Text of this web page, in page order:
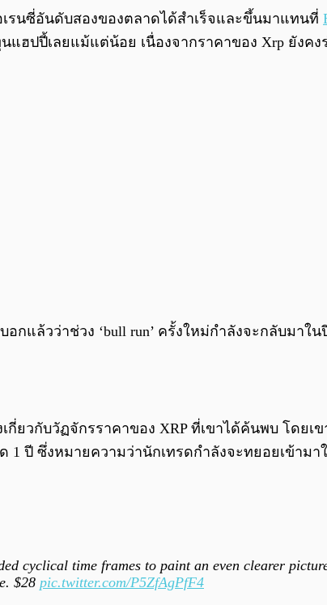
รนซี่อันดับสองของตลาดได้สำเร็จและขึ้นมาแทนที่
แฮปปี้เลยแม้แต่น้อย เนื่องจากราคาของ Xrp ยังค
แล้วว่าช่วง ‘bull run’ ครั้งใหม่กำลังจะกลับมาใ
กี่ยวกับวัฏจักรราคาของ XRP ที่เขาได้ค้นพบ โดยเ
1 ปี ซึ่งหมายความว่านักเทรดกำลังจะทยอยเข้าม
cyclical time frames to paint an even clearer
$28 pic.twitter.com/P5ZfAgPfF4